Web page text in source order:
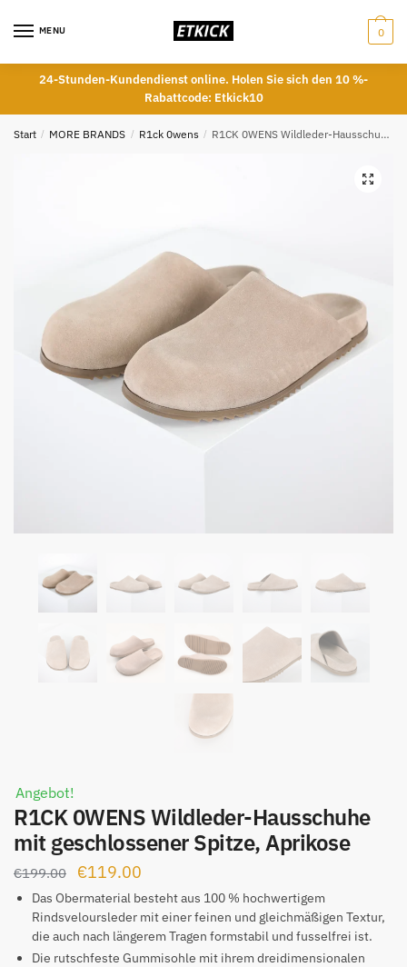
MENU 0
24-Stunden-Kundendienst online. Holen Sie sich den 10 %-
Rabattcode: Etkick10
Start / MORE BRANDS / R1ck 0wens / R1CK 0WENS Wildleder-Hausschuhe mit geschlossener Spitze, Aprikose
Angebot!
R1CK 0WENS Wildleder-Hausschuhe
mit geschlossener Spitze, Aprikose
€199.00
Ursprünglicher
Preis
war:
€199.00
€119.00
Preis
ist:
€119.00.
Das Obermaterial besteht aus 100 % hochwertigem
Rindsveloursleder mit einer feinen und gleichmäßigen Textur,
die auch nach längerem Tragen formstabil und fusselfrei ist.
Die rutschfeste Gummisohle mit ihrem dreidimensionalen